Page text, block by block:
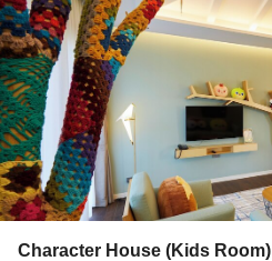
Character House (Kids Room)